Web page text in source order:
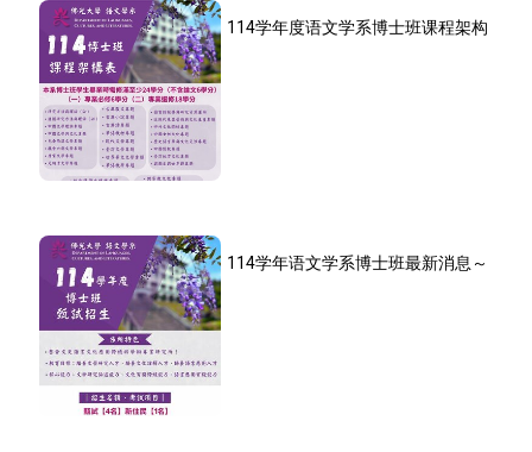
114学年度语文学系博士班课程架构
114学年语文学系博士班最新消息～